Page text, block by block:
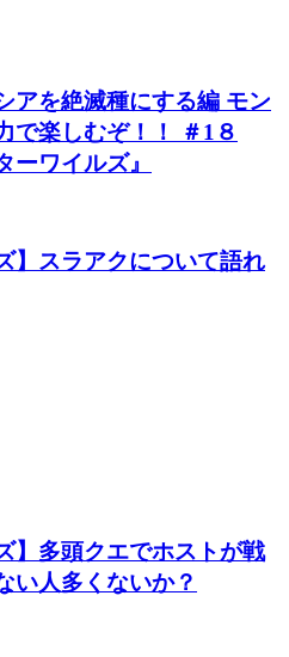
アを絶滅種にする編 モン
で楽しむぞ！！ ＃1８
ーワイルズ』
】スラアクについて語れ
】多頭クエでホストが戦
い人多くないか？